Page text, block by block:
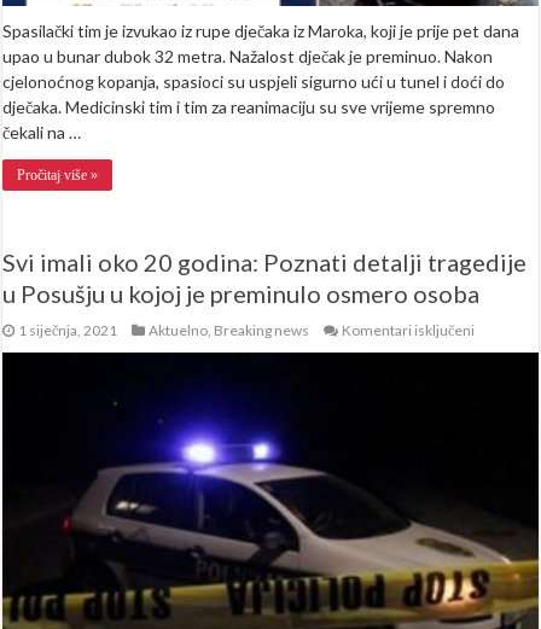
Spasilački tim je izvukao iz rupe dječaka iz Maroka, koji je prije pet dana
upao u bunar dubok 32 metra. Nažalost dječak je preminuo. Nakon
cjelonoćnog kopanja, spasioci su uspjeli sigurno ući u tunel i doći do
dječaka. Medicinski tim i tim za reanimaciju su sve vrijeme spremno
čekali na …
Pročitaj više »
Svi imali oko 20 godina: Poznati detalji tragedije
u Posušju u kojoj je preminulo osmero osoba
1 siječnja, 2021 Aktuelno Breaking news Komentari isključeni
kojoj
je
preminulo
osmero
osoba